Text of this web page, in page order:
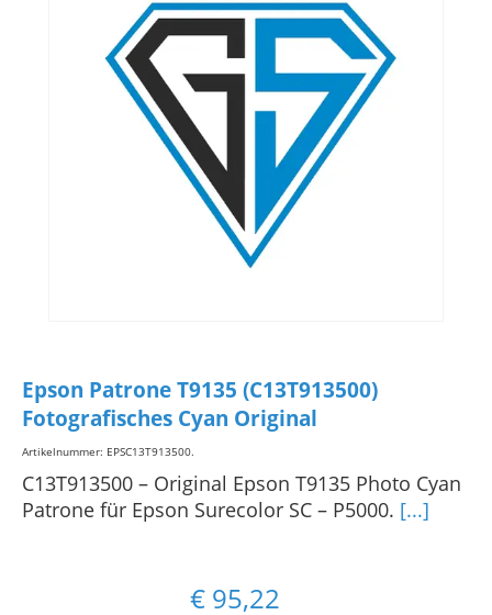
Epson Patrone T9135 (C13T913500)
Fotografisches Cyan Original
Artikelnummer: EPSC13T913500.
C13T913500 – Original Epson T9135 Photo Cyan
Patrone für Epson Surecolor SC – P5000. [...]
€ 95,22